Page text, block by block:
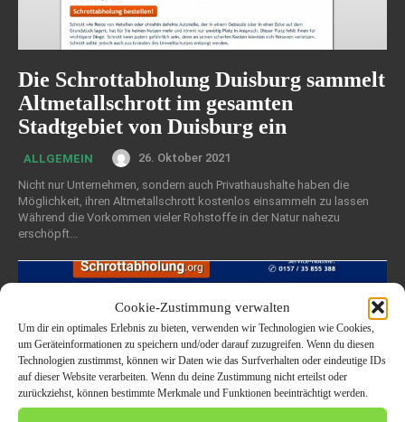
Cookie-Zustimmung verwalten
Um dir ein optimales Erlebnis zu bieten, verwenden wir Technologien wie Cookies,
um Geräteinformationen zu speichern und/oder darauf zuzugreifen. Wenn du diesen
Technologien zustimmst, können wir Daten wie das Surfverhalten oder eindeutige IDs
auf dieser Website verarbeiten. Wenn du deine Zustimmung nicht erteilst oder
zurückziehst, können bestimmte Merkmale und Funktionen beeinträchtigt werden.
Die Schrottabholung Duisburg sammelt
Altmetallschrott im gesamten
Stadtgebiet von Duisburg ein
ALLGEMEIN
26. Oktober 2021
Nicht nur Unternehmen, sondern auch Privathaushalte haben die
Möglichkeit, ihren Altmetallschrott kostenlos einsammeln zu lassen
Während die Vorkommen vieler Rohstoffe in der Natur nahezu
erschöpft...